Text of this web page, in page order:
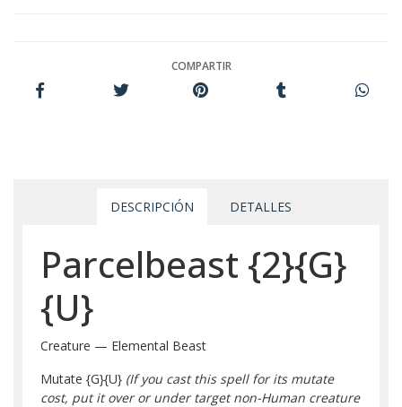
COMPARTIR
DESCRIPCIÓN DETALLES
Parcelbeast {2}{G}
{U}
Creature — Elemental Beast
Mutate {G}{U} (If you cast this spell for its mutate
cost, put it over or under target non-Human creature